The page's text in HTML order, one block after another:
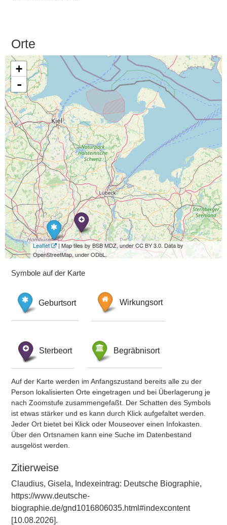
Orte
+
-
Leaflet
| Map tiles by BSB MDZ, under CC BY 3.0. Data by
OpenStreetMap, under ODbL.
Symbole auf der Karte
Geburtsort Wirkungsort
Sterbeort Begräbnisort
Auf der Karte werden im Anfangszustand bereits alle zu der
Person lokalisierten Orte eingetragen und bei Überlagerung je
nach Zoomstufe zusammengefaßt. Der Schatten des Symbols
ist etwas stärker und es kann durch Klick aufgefaltet werden.
Jeder Ort bietet bei Klick oder Mouseover einen Infokasten.
Über den Ortsnamen kann eine Suche im Datenbestand
ausgelöst werden.
Zitierweise
Claudius, Gisela, Indexeintrag: Deutsche Biographie,
https://www.deutsche-
biographie.de/gnd1016806035.html#indexcontent
[10.08.2026].